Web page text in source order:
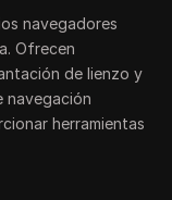
navegadores
Ofrecen
de lienzo y
navegación
herramientas